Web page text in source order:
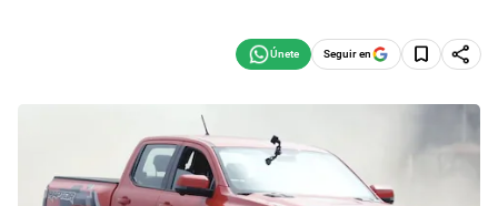
Seguir en